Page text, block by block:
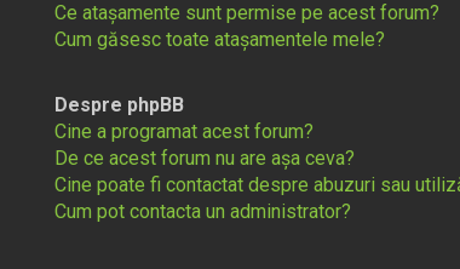
Ce atașamente sunt permise pe acest forum?
Cum găsesc toate atașamentele mele?
Despre phpBB
Cine a programat acest forum?
De ce acest forum nu are așa ceva?
Cine poate fi contactat despre abuzuri sau
Cum pot contacta un administrator?